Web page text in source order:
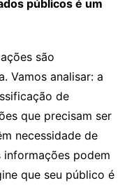
públicos é um
são
Vamos analisar: a
de
que precisam ser
necessidade de
informações podem
que seu público é